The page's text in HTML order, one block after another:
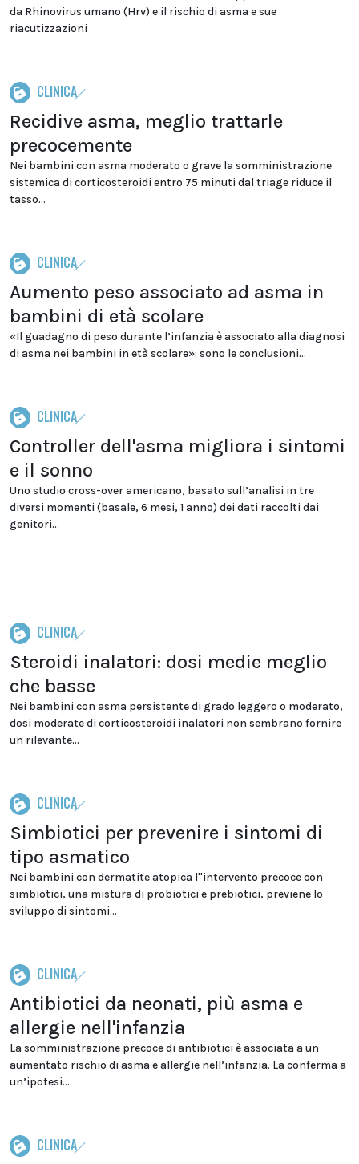
da Rhinovirus umano (Hrv) e il rischio di asma e sue
riacutizzazioni
CLINICA
Recidive asma, meglio trattarle
precocemente
Nei bambini con asma moderato o grave la somministrazione
sistemica di corticosteroidi entro 75 minuti dal triage riduce il
tasso...
CLINICA
Aumento peso associato ad asma in
bambini di età scolare
«Il guadagno di peso durante l’infanzia è associato alla diagnosi
di asma nei bambini in età scolare»: sono le conclusioni...
CLINICA
Controller dell'asma migliora i sintomi
e il sonno
Uno studio cross-over americano, basato sull’analisi in tre
diversi momenti (basale, 6 mesi, 1 anno) dei dati raccolti dai
genitori...
CLINICA
Steroidi inalatori: dosi medie meglio
che basse
Nei bambini con asma persistente di grado leggero o moderato,
dosi moderate di corticosteroidi inalatori non sembrano fornire
un rilevante...
CLINICA
Simbiotici per prevenire i sintomi di
tipo asmatico
Nei bambini con dermatite atopica l''intervento precoce con
simbiotici, una mistura di probiotici e prebiotici, previene lo
sviluppo di sintomi...
CLINICA
Antibiotici da neonati, più asma e
allergie nell'infanzia
La somministrazione precoce di antibiotici è associata a un
aumentato rischio di asma e allergie nell’infanzia. La conferma a
un’ipotesi...
CLINICA